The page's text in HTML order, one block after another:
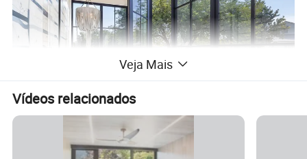
Veja Mais
Vídeos relacionados